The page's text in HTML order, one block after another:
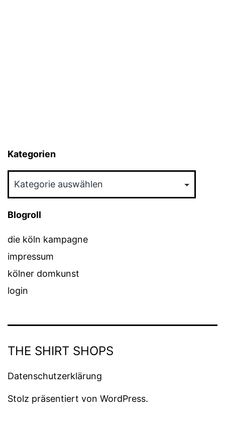
Kategorien
Blogroll
die köln kampagne
impressum
kölner domkunst
login
THE SHIRT SHOPS
Datenschutzerklärung
Stolz präsentiert von WordPress.